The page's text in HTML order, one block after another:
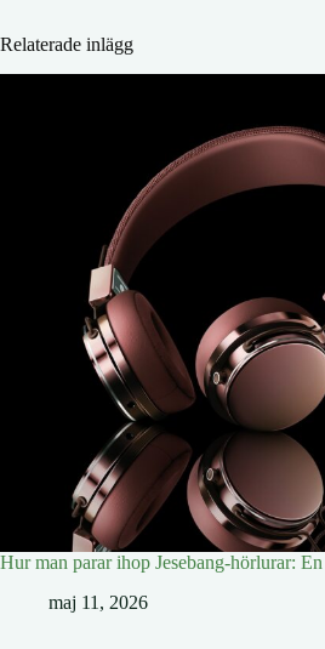
Relaterade inlägg
Hur man parar ihop Jesebang-hörlurar:
maj 11, 2026